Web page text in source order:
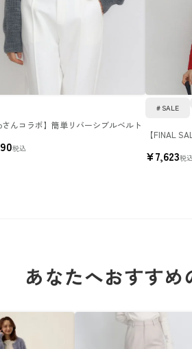
んコラボ】簡単リバーシブルベルト
税込
【FINAL
SALE
¥7,623税込
あなたへおすすめ